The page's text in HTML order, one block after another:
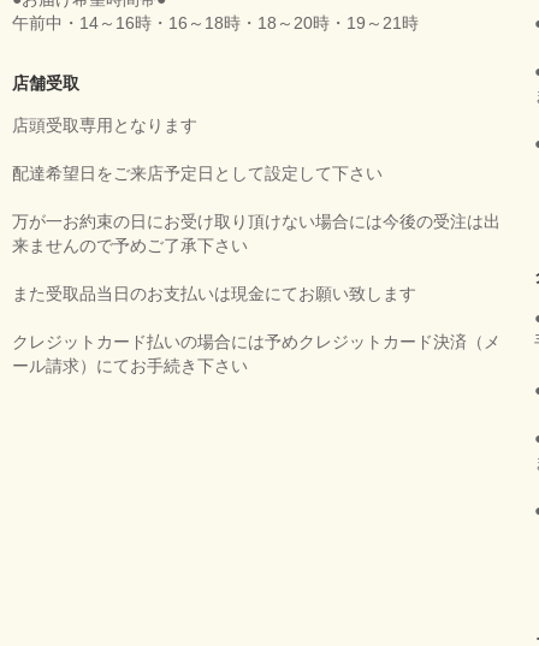
午前中・14～16時・16～18時・18～20時・19～21時
店舗受取
店頭受取専用となります
配達希望日をご来店予定日として設定して下さい
万が一お約束の日にお受け取り頂けない場合には今後の受注は出
来ませんので予めご了承下さい
また受取品当日のお支払いは現金にてお願い致します
クレジットカード払いの場合には予めクレジットカード決済（メ
ール請求）にてお手続き下さい